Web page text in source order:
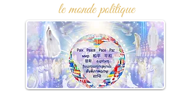
le monde politique